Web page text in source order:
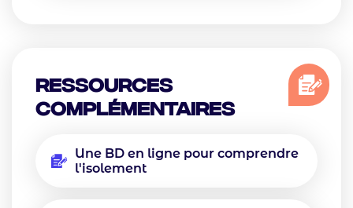
Ressources
complémentaires
Une BD en ligne pour comprendre
l'isolement